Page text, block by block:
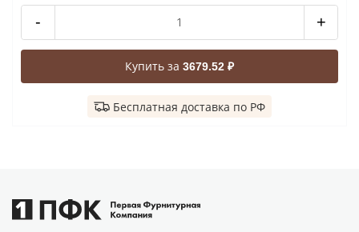
- +
Купить за 3679.52 ₽
Бесплатная доставка по РФ